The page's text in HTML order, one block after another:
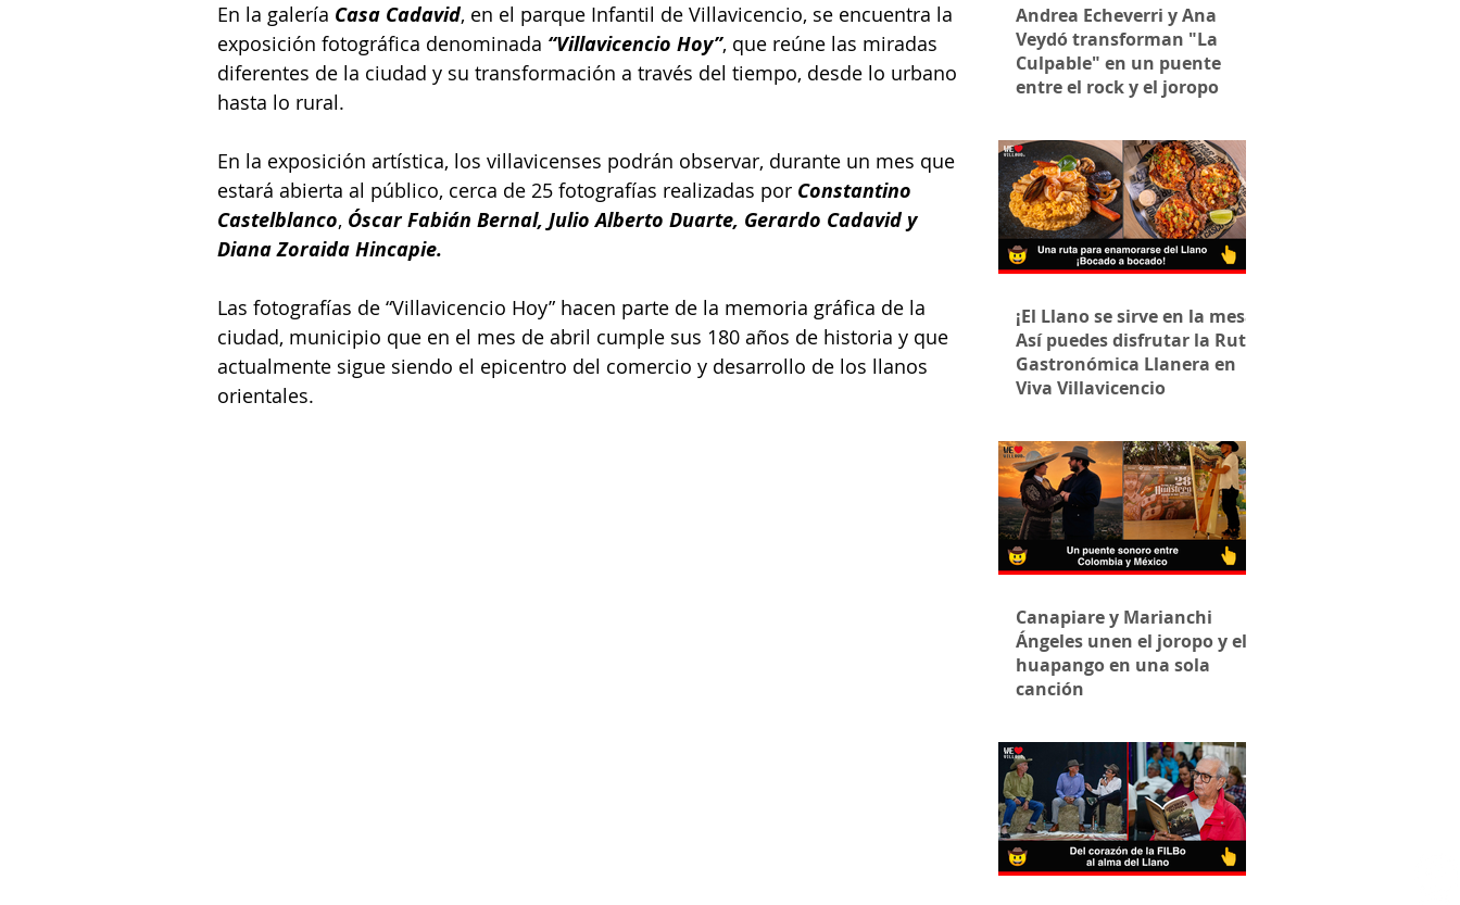
En la galería Casa Cadavid, en el parque Infantil de Villavicencio, se encuentra la
exposición fotográfica denominada “Villavicencio Hoy”, que reúne las miradas
diferentes de la ciudad y su transformación a través del tiempo, desde lo urbano
hasta lo rural.
En la exposición artística, los villavicenses podrán observar, durante un mes que
estará abierta al público, cerca de 25 fotografías realizadas por Constantino
Castelblanco, Óscar Fabián Bernal, Julio Alberto Duarte, Gerardo Cadavid y
Diana Zoraida Hincapie.
Las fotografías de “Villavicencio Hoy” hacen parte de la memoria gráfica de la
ciudad, municipio que en el mes de abril cumple sus 180 años de historia y que
actualmente sigue siendo el epicentro del comercio y desarrollo de los llanos
orientales.
Andrea Echeverri y Ana
Veydó transforman "La
Culpable" en un puente
entre el rock y el joropo
¡El Llano se sirve en la mesa!
Así puedes disfrutar la Ruta
Gastronómica Llanera en
Viva Villavicencio
Canapiare y Marianchi
Ángeles unen el joropo y el
huapango en una sola
canción